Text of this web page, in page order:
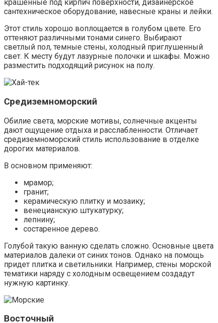
крашенные под кирпич поверхности, дизайнерское
сантехническое оборудование, навесные краны и лейки.
Этот стиль хорошо воплощается в голубом цвете. Его
оттеняют различными тонами синего. Выбирают
светлый пол, темные стены, холодный приглушенный
свет. К месту будут лазурные полочки и шкафы. Можно
разместить подходящий рисунок на полу.
Средиземноморский
Обилие света, морские мотивы, солнечные акценты
дают ощущение отдыха и расслабленности. Отличает
средиземноморский стиль использование в отделке
дорогих материалов.
В основном применяют:
мрамор;
гранит;
керамическую плитку и мозаику;
венецианскую штукатурку;
лепнину;
состаренное дерево.
Голубой такую ванную сделать сложно. Основные цвета
материалов далеки от синих тонов. Однако на помощь
придет плитка и светильники. Например, стены морской
тематики наряду с холодным освещением создадут
нужную картинку.
Восточный